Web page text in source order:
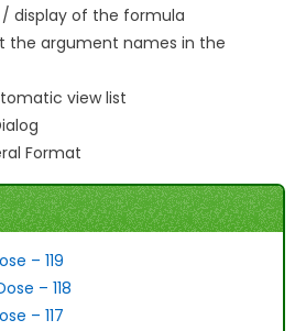
display of the formula
the argument names in the
view list
Format
– 119
– 118
– 117